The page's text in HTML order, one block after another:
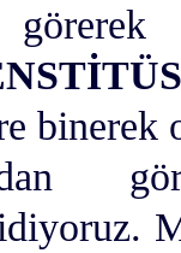
binerek